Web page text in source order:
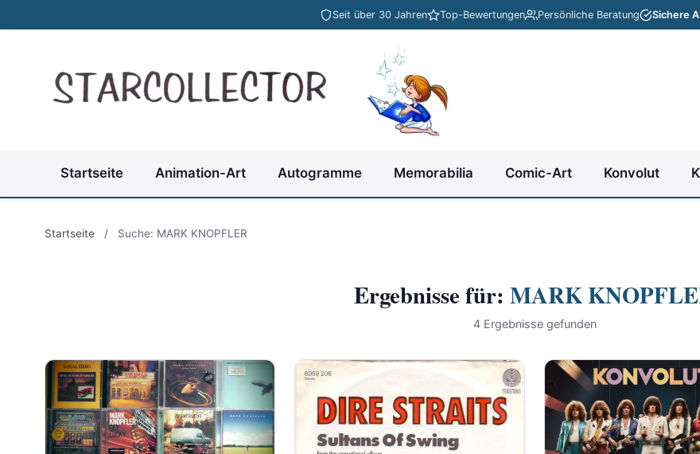
Seit über 30 Jahren Top-Bewertungen Persönliche Beratung Sichere
Startseite Animation-Art Autogramme Memorabilia Comic-Art Konvolut
Startseite / Suche: MARK KNOPFLER
Ergebnisse für: MARK
4 Ergebnisse gefunden
Suchergebnisse